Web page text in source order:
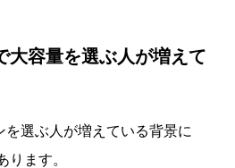
大容量を選ぶ人が増えて
選ぶ人が増えている背景に
ります。